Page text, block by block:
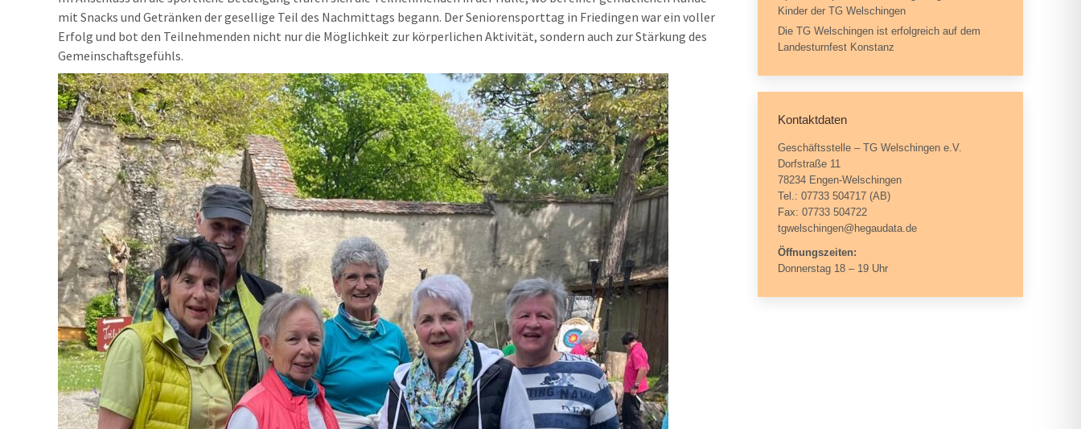
mit Snacks und Getränken der gesellige Teil des Nachmittags begann. Der Seniorensporttag in Friedingen war ein voller
Erfolg und bot den Teilnehmenden nicht nur die Möglichkeit zur körperlichen Aktivität, sondern auch zur Stärkung des
Gemeinschaftsgefühls.
Kinder der TG Welschingen
Die TG Welschingen ist erfolgreich auf dem
Landesturnfest Konstanz
Kontaktdaten
Geschäftsstelle – TG Welschingen e.V.
Dorfstraße 11
78234 Engen-Welschingen
Tel.: 07733 504717 (AB)
Fax: 07733 504722
tgwelschingen@hegaudata.de
Öffnungszeiten:
Donnerstag 18 – 19 Uhr